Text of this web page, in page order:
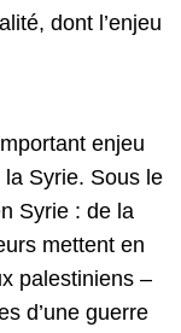
dont l’enjeu
enjeu
Syrie. Sous le
Syrie : de la
mettent en
palestiniens –
d’une guerre